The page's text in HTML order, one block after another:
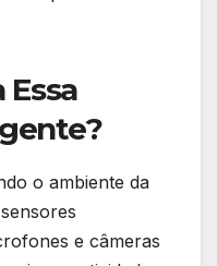
o ambiente da
e câmeras